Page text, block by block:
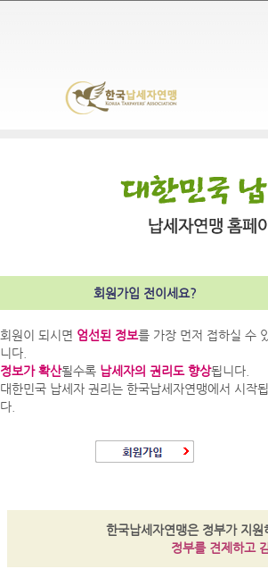
회원가입 전이세요?
회원이 되시면 엄선된 정보를 가장 먼저 접하실 수
니다.
정보가 확산될수록 납세자의 권리도 향상됩니다.
대한민국 납세자 권리는 한국납세자연맹에서 시작
다.
한국납세자연맹은 정부가 지
정부를 견제하고